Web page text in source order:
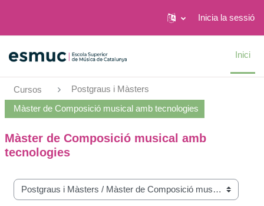
Inicia la sessió
Inici
Cursos Postgraus i Màsters
Màster de Composició musical amb tecnologies
Màster de Composició musical amb
tecnologies
Categories de cursos